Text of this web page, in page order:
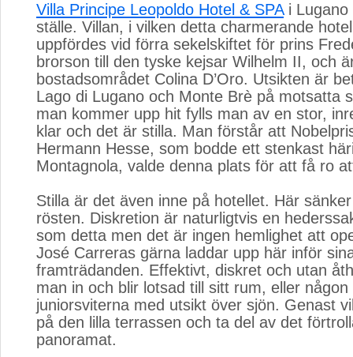
Villa Principe Leopoldo Hotel & SPAi Lugano
ställe. Villan, i vilken detta charmerande
uppfördes vid förra sekelskiftet för prins
brorson till den tyske kejsar Wilhelm II, och
bostadsområdet Colina D’Oro. Utsikten är
Lago di Lugano och Monte Brè på motsatta
man kommer upp hit fylls man av en stor,
klar och det är stilla. Man förstår att
Hermann Hesse, som bodde ett stenkast
Montagnola, valde denna plats för att få ro
Stilla är det även inne på hotellet. Här
rösten. Diskretion är naturligtvis en
som detta men det är ingen hemlighet att
José Carreras gärna laddar upp här inför
framträdanden. Effektivt, diskret och utan
man in och blir lotsad till sitt rum, eller
juniorsviterna med utsikt över sjön. Genast
på den lilla terrassen och ta del av det
panoramat.